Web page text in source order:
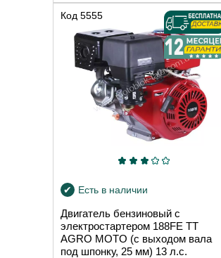
Код 5555
Есть в наличии
Двигатель бензиновый с
электростартером 188FE TT
AGRO MOTO (с выходом вала
под шпонку, 25 мм) 13 л.с.